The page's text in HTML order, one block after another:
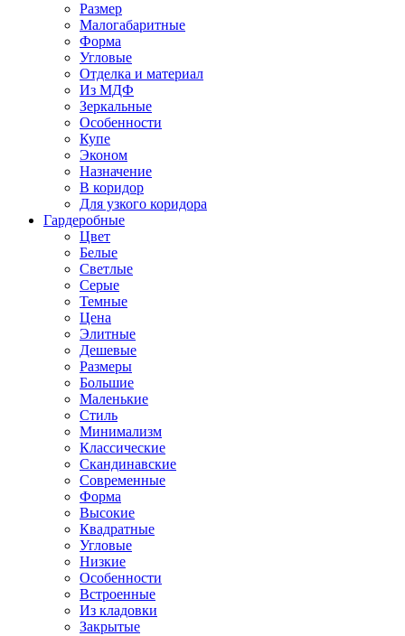
Размер
Малогабаритные
Форма
Угловые
Отделка и материал
Из МДФ
Зеркальные
Особенности
Купе
Эконом
Назначение
В коридор
Для узкого коридора
Гардеробные
Цвет
Белые
Светлые
Серые
Темные
Цена
Элитные
Дешевые
Размеры
Большие
Маленькие
Стиль
Минимализм
Классические
Скандинавские
Современные
Форма
Высокие
Квадратные
Угловые
Низкие
Особенности
Встроенные
Из кладовки
Закрытые